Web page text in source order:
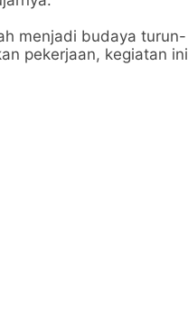
menjadi budaya turun-
pekerjaan, kegiatan ini